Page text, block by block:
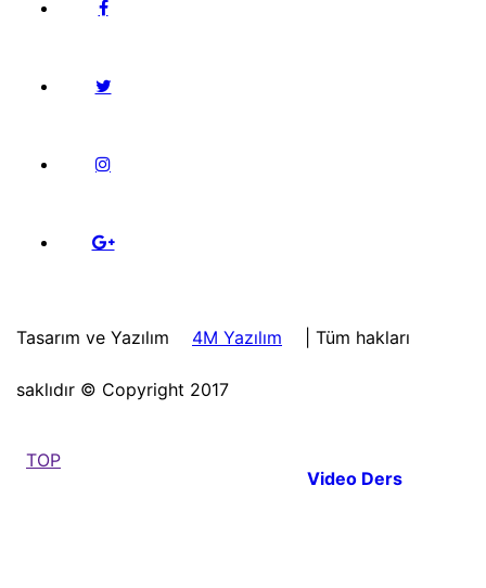
Video Ders
Tasarım ve Yazılım 4M Yazılım | Tüm hakları
saklıdır © Copyright 2017
TOP